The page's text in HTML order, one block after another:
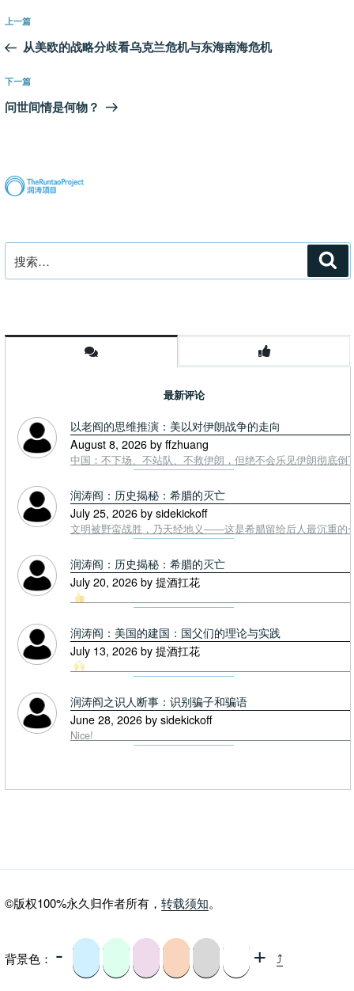
文
导
航
上
一
文
章
上一篇
从美欧的战略分歧看乌克兰危机与东海南海危机
下
一
下一篇
问世间情是何物？
索：
最新评论
以老阎的思维推演：美以对伊朗战争的走向
August 8, 2026 by ffzhuang
中国：不下场、不站队、不救伊朗，但绝不会乐见伊朗彻底
润涛阎：历史揭秘：希腊的灭亡
July 25, 2026 by sidekickoff
文明被野蛮战胜，乃天经地义——这是希腊留给后人最沉重的
润涛阎：历史揭秘：希腊的灭亡
July 20, 2026 by 提酒扛花
润涛阎：美国的建国：国父们的理论与实践
July 13, 2026 by 提酒扛花
润涛阎之识人断事：识别骗子和骗语
June 28, 2026 by sidekickoff
Nice!
©版权100%永久归作者所有， 转载须知。
背景色： - + ⤴